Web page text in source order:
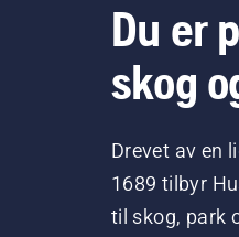
Du er
skog
Drevet av en
1689 tilbyr
til skog, park